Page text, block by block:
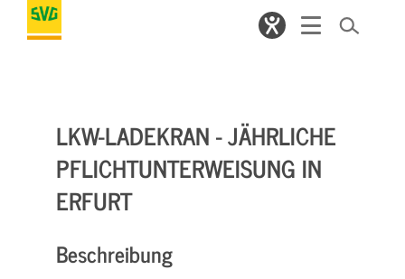
LKW-LADEKRAN - JÄHRLICHE
PFLICHTUNTERWEISUNG IN
ERFURT
Beschreibung